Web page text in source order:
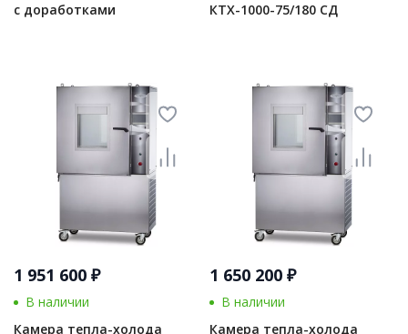
с доработками
КТХ-1000-75/180 СД
1 951 600 ₽
В наличии
Камера тепла-холода
1 650 200 ₽
В наличии
Камера тепла-холода